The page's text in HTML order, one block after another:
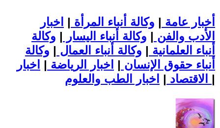
أخبار عامة | وكالة أنباء المرأة | اخبار
الأدب والفن | وكالة أنباء اليسار | وكالة
أنباء العلمانية | وكالة أنباء العمال | وكالة
أنباء حقوق الإنسان | اخبار الرياضة | اخبار
الاقتصاد | |